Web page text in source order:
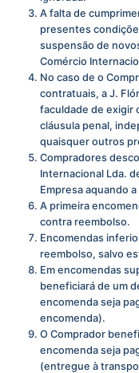
A falta de
presentes
suspensão de
Comércio
No caso de o
contratuais, a J.
faculdade de exigir
cláusula penal,
quaisquer outros
Compradores
Internacional Lda.
Empresa aquando
A primeira
contra reembolso.
Encomendas
reembolso, salvo
Em encomendas
beneficiará de um
encomenda seja
encomenda).
O Comprador
encomenda seja
(entregue à